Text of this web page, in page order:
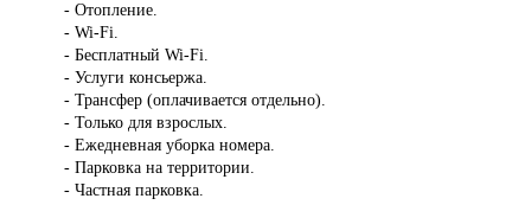
- Отопление.
- Wi-Fi.
- Бесплатный Wi-Fi.
- Услуги консьержа.
- Трансфер (оплачивается отдельно).
- Только для взрослых.
- Ежедневная уборка номера.
- Парковка на территории.
- Частная парковка.